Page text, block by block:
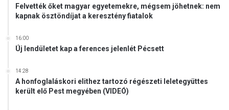
i
Felvették őket magyar egyetemekre, mégsem jöhetnek: nem
kapnak ösztöndíjat a keresztény fiatalok
16:00
Új lendületet kap a ferences jelenlét Pécsett
14:28
A honfoglaláskori elithez tartozó régészeti leletegyüttes
került elő Pest megyében (VIDEÓ)